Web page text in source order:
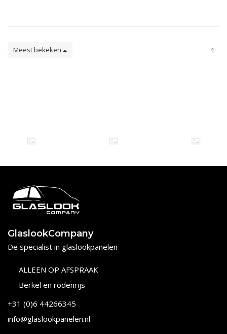
Meest bekeken 1
GlaslookCompany
De specialist in glaslookpanelen
ALLEEN OP AFSPRAAK
Berkel en rodenrijs
+31 (0)6 44266345
info@glaslookpanelen.nl